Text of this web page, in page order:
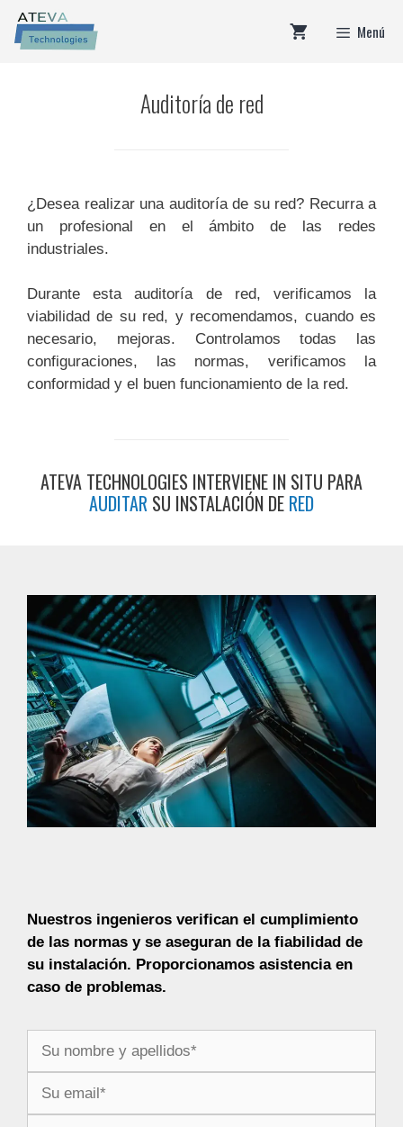
Saltar
contenido
Menú
Auditoría de red
¿Desea realizar una auditoría de su red? Recurra a
un profesional en el ámbito de las redes
industriales.
Durante esta auditoría de red, verificamos la
viabilidad de su red, y recomendamos, cuando es
necesario, mejoras. Controlamos todas las
configuraciones, las normas, verificamos la
conformidad y el buen funcionamiento de la red.
ATEVA TECHNOLOGIES INTERVIENE IN SITU PARA
AUDITAR SU INSTALACIÓN DE RED
Nuestros ingenieros verifican el cumplimiento
de las normas y se aseguran de la fiabilidad de
su instalación. Proporcionamos asistencia en
caso de problemas.